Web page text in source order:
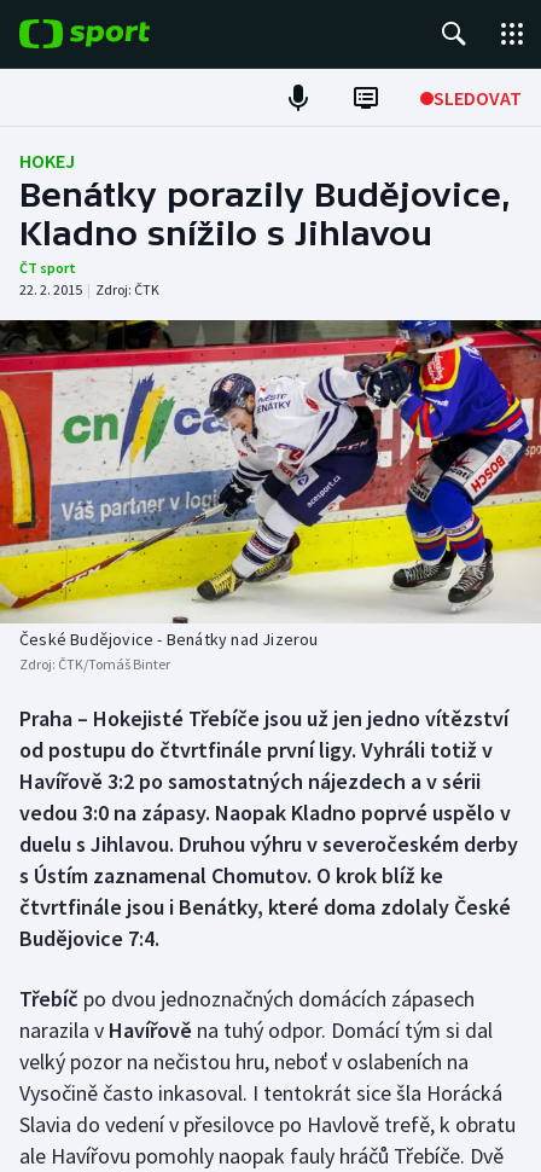
SLEDOVAT
Fotbal
Hokej
Tenis
Atletika
Cyklistika
DALŠÍ SPORTY
Americký fotbal
Baseball a softbal
Biatlon
Boby a skeleton
Box
Curling
Dostihy
Futsal
Golf
Gymnastika
NEPŘEHLÉDNĚTE
Soutěže
Historické návraty
Aplikace ČT sport
AZ kvíz
HOKEJ
Benátky porazily Budějovice,
Kladno snížilo s Jihlavou
ČT sport
22. 2. 2015 | Zdroj: ČTK
České Budějovice - Benátky nad Jizerou
Zdroj: ČTK/Tomáš Binter
Praha – Hokejisté Třebíče jsou už jen jedno vítězství
od postupu do čtvrtfinále první ligy. Vyhráli totiž v
Havířově 3:2 po samostatných nájezdech a v sérii
vedou 3:0 na zápasy. Naopak Kladno poprvé uspělo v
duelu s Jihlavou. Druhou výhru v severočeském derby
s Ústím zaznamenal Chomutov. O krok blíž ke
čtvrtfinále jsou i Benátky, které doma zdolaly České
Budějovice 7:4.
Třebíč po dvou jednoznačných domácích zápasech
narazila v Havířově na tuhý odpor. Domácí tým si dal
velký pozor na nečistou hru, neboť v oslabeních na
Vysočině často inkasoval. I tentokrát sice šla Horácká
Slavia do vedení v přesilovce po Havlově trefě, k obratu
ale Havířovu pomohly naopak fauly hráčů Třebíče. Dvě